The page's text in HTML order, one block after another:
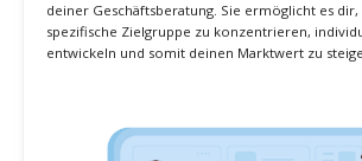
Thomas Schmid Consulting:
Einzelhandel, unterstützt er Läden und
Transformation erfolgreich
Innovationsstrategien zu optimieren.